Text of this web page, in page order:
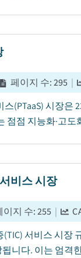
페이지 수:295 |
(PTaaS) 시장은
점점 지능화·고
비스 시장
이지 수:255 |
(TIC) 서비스 시
됩니다. 이는 엄